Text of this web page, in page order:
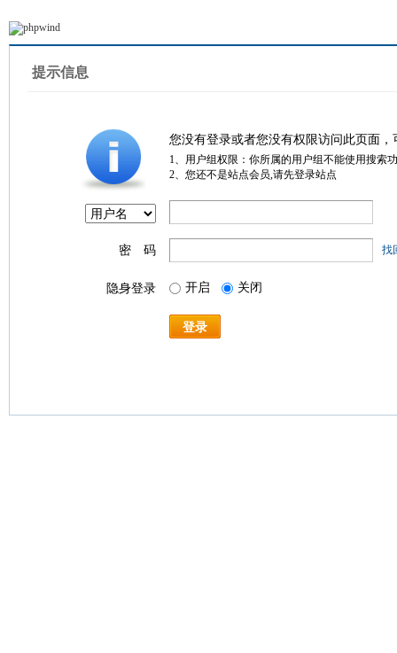
提示信息
您没有登录或者您没有权限访问此页面
1、用户组权限：你所属的用户组不能使用搜索
2、您还不是站点会员,请先登录站点
密 码 找
隐身登录 开启 关闭
登录